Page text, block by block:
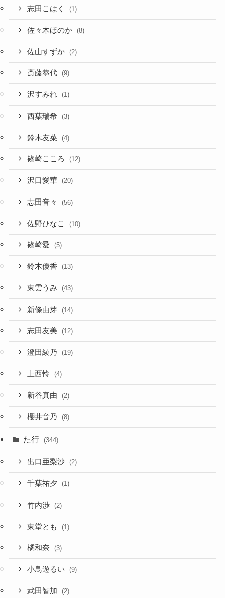
志田こはく (1)
佐々木ほのか (8)
佐山すずか (2)
斎藤恭代 (9)
沢すみれ (1)
西葉瑞希 (3)
鈴木友菜 (4)
篠崎こころ (12)
沢口愛華 (20)
志田音々 (56)
佐野ひなこ (10)
篠崎愛 (5)
鈴木優香 (13)
東雲うみ (43)
新條由芽 (14)
志田友美 (12)
澄田綾乃 (19)
上西怜 (4)
新谷真由 (2)
櫻井音乃 (8)
た行 (344)
出口亜梨沙 (2)
千葉祐夕 (1)
竹内渉 (2)
東堂とも (1)
橘和奈 (3)
小鳥遊るい (9)
武田智加 (2)